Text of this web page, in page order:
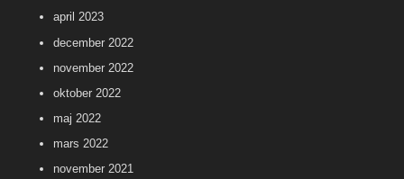
april 2023
december 2022
november 2022
oktober 2022
maj 2022
mars 2022
november 2021